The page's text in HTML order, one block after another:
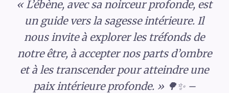
« L’ébène, avec sa noirceur profonde, est
un guide vers la sagesse intérieure. Il
nous invite à explorer les tréfonds de
notre être, à accepter nos parts d’ombre
et à les transcender pour atteindre une
paix intérieure profonde. » 🌳✨ –